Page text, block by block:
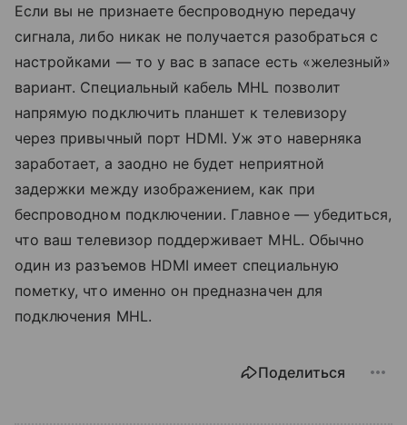
Если вы не признаете беспроводную передачу
сигнала, либо никак не получается разобраться с
настройками — то у вас в запасе есть «железный»
вариант. Специальный кабель MHL позволит
напрямую подключить планшет к телевизору
через привычный порт HDMI. Уж это наверняка
заработает, а заодно не будет неприятной
задержки между изображением, как при
беспроводном подключении. Главное — убедиться,
что ваш телевизор поддерживает MHL. Обычно
один из разъемов HDMI имеет специальную
пометку, что именно он предназначен для
подключения MHL.
Поделиться